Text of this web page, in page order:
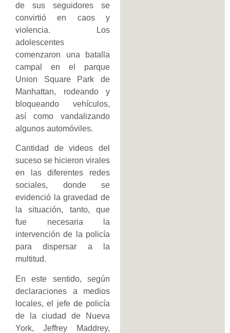
de sus seguidores se
convirtió en caos y
violencia. Los
adolescentes
comenzaron una batalla
campal en el parque
Union Square Park de
Manhattan, rodeando y
bloqueando vehículos,
así como vandalizando
algunos automóviles.
Cantidad de videos del
suceso se hicieron virales
en las diferentes redes
sociales, donde se
evidenció la gravedad de
la situación, tanto, que
fue necesaria la
intervención de la policía
para dispersar a la
multitud.
En este sentido, según
declaraciones a medios
locales, el jefe de policía
de la ciudad de Nueva
York, Jeffrey Maddrey,